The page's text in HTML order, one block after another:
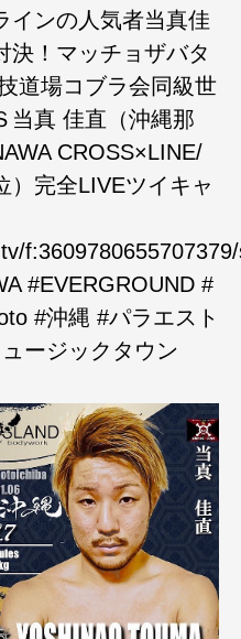
インの人気者当真佳
決！マッチョザバタ
道場コブラ会同級世
当真 佳直（沖縄那
CROSS×LINE/
）完全LIVEツイキャ
#EVERGROUND #
#沖縄 #パラエスト
ージックタウン